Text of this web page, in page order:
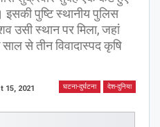
इसकी पुष्टि स्थानीय पुलिस
उसी स्थान पर मिला, जहां
से तीन विवादास्पद कृषि
घटना-दुर्घटना देश-दुनिया
15, 2021